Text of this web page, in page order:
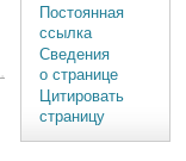
Постоянная
ссылка
Сведения
о странице
Цитировать
страницу